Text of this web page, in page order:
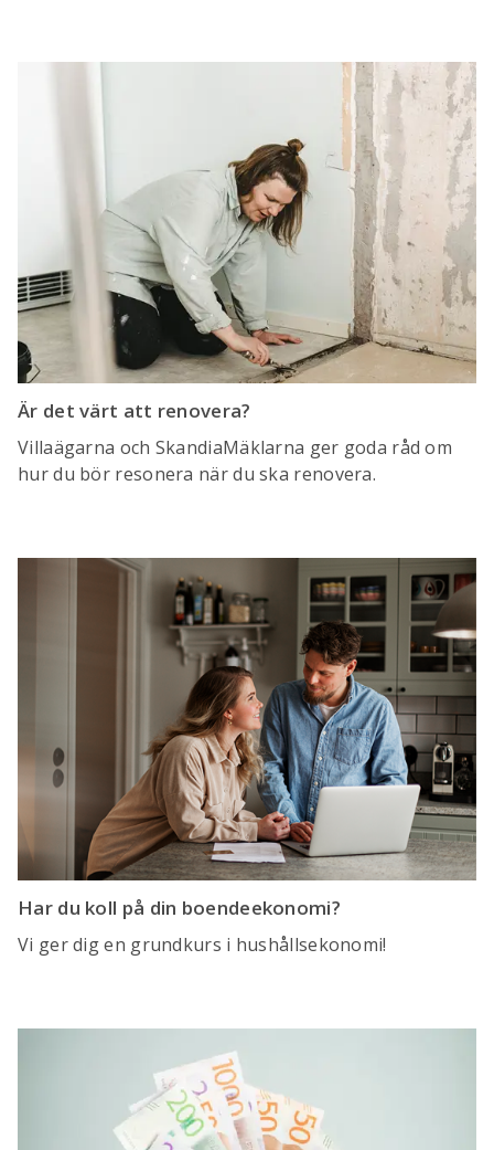
Är det värt att renovera?
Villaägarna och SkandiaMäklarna ger goda råd om
hur du bör resonera när du ska renovera.
Har du koll på din boendeekonomi?
Vi ger dig en grundkurs i hushållsekonomi!